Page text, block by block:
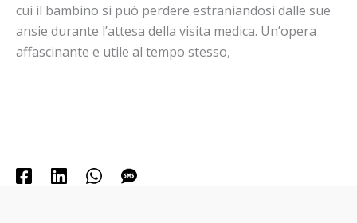
cui il bambino si può perdere estraniandosi dalle sue
ansie durante l’attesa della visita medica. Un’opera
affascinante e utile al tempo stesso,